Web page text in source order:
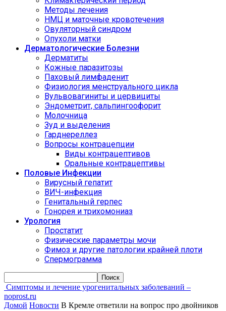
Методы лечения
НМЦ и маточные кровотечения
Овуляторный синдром
Опухоли матки
Дерматологические Болезни
Дерматиты
Кожные паразитозы
Паховый лимфаденит
Физиология менструального цикла
Вульвовагиниты и цервициты
Эндометрит, сальпингоофорит
Молочница
Зуд и выделения
Гарднереллез
Вопросы контрацепции
Виды контрацептивов
Оральные контрацептивы
Половые Инфекции
Вирусный гепатит
ВИЧ-инфекция
Генитальный герпес
Гонорея и трихомониаз
Урология
Простатит
Физические параметры мочи
Фимоз и другие патологии крайней плоти
Спермограмма
Симптомы и лечение урогенитальных заболеваний –
noprost.ru
Домой Новости В Кремле ответили на вопрос про двойников